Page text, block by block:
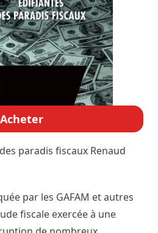
Acheter
paradis fiscaux Renaud
par les GAFAM et autres
fiscale exercée à une